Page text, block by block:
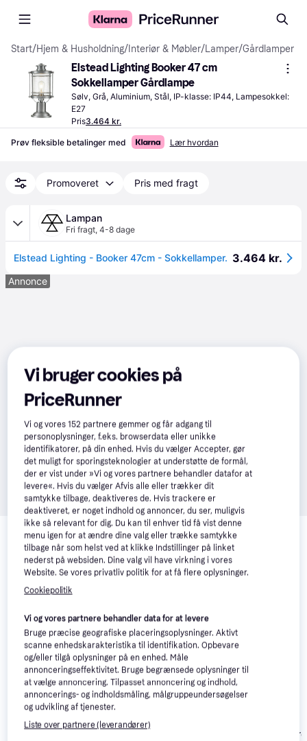
Start/Hjem & Husholdning/ Interiør & Møbler/Lamper/Gårdlamper
Elstead Lighting Booker 47 cm
Sokkellamper Gårdlampe
Sølv, Grå, Aluminium, Stål, IP-klasse: IP44, Lampesokkel:
E27
Pris3.464 kr.
Prøv fleksible betalinger med Lær hvordan
Promoveret Pris med fragt
Lampan
Fri fragt, 4-8 dage
Elstead Lighting - Booker 47cm - Sokkellamper. 3.464 kr.
Annonce
Relaterede produkter
Se vores forslag til andre produkter, der matcher dine
interesser. Vis alle
7224 Gårdlampe
Philips
Vi bruger cookies på
PriceRunner
Vi og vores152 partnere gemmer og får adgang til
personoplysninger, f.eks. browserdata eller unikke
identifikatorer, på din enhed. Hvis du vælger Accepter, gør
det muligt for sporingsteknologier at understøtte de formål,
der er vist under »Vi og vores partnere behandler datafor at
levere«. Hvis du vælger Afvis alle eller trækker dit
samtykke tilbage, deaktiveres de. Hvis trackere er
deaktiveret, er noget indhold og annoncer, du ser, muligvis
ikke så relevant for dig. Du kan til enhver tid få vist denne
menu igen for at ændre dine valg eller trække samtykke
tilbage når som helst ved at klikke Indstillinger på linket
nederst på websiden. Dine valg vil have virkning i vores
Website. Se vores privatliv politik for at få flere oplysninger.
Cookiepolitik
Vi og vores partnere behandler data for at levere
Bruge præcise geografiske placeringsoplysninger. Aktivt
scanne enhedskarakteristika til identifikation. Opbevare
og/eller tilgå oplysninger på en enhed. Måle
annonceringseffektivitet. Bruge begrænsede oplysninger til
at vælge annoncering. Tilpasset annoncering og indhold,
annoncerings- og indholdsmåling, målgruppeundersøgelser
og udvikling af tjenester.
Liste over partnere (leverandører)